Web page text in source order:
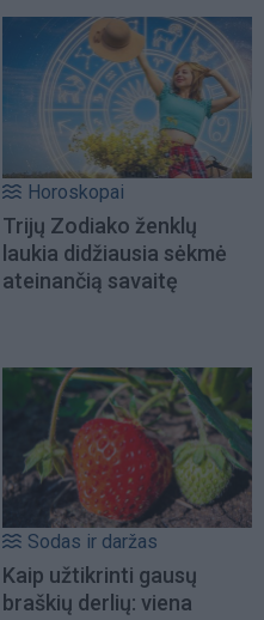
Horoskopai
Trijų Zodiako ženklų
laukia didžiausia sėkmė
ateinančią savaitę
Sodas ir daržas
Kaip užtikrinti gausų
braškių derlių: viena